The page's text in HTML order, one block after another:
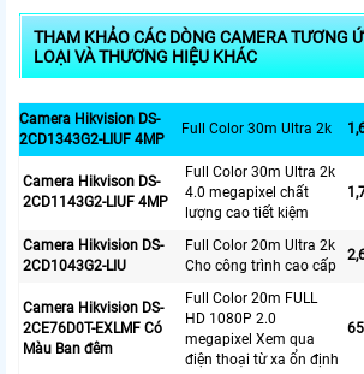
THAM KHẢO CÁC DÒNG CAMERA TƯƠNG
LOẠI VÀ THƯƠNG HIỆU KHÁC
Camera Hikvision DS-
2CD1343G2-LIUF 4MP
Full Color 30m Ultra 2k
Camera Hikvison DS-
2CD1143G2-LIUF 4MP
Full Color 30m Ultra 2k
4.0 megapixel chất
lượng cao tiết kiệm
Camera Hikvision DS-
2CD1043G2-LIU
Full Color 20m Ultra 2k
Cho công trình cao cấp
Camera Hikvision DS-
2CE76D0T-EXLMF Có
Màu Ban đêm
Full Color 20m FULL
HD 1080P 2.0
megapixel Xem qua
điện thoại từ xa ổn định